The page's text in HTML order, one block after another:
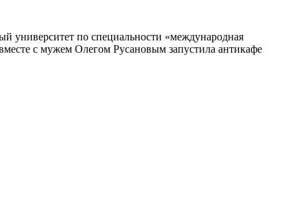
университет по специальности «международная
с мужем Олегом Русановым запустила антикафе